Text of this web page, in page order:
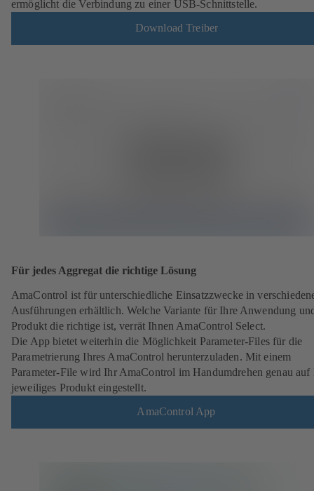
ermöglicht die Verbindung zu einer USB-Schnittstelle.
Download Treiber
Für jedes Aggregat die richtige Lösung
AmaControl ist für unterschiedliche Einsatzzwecke in
Ausführungen erhältlich. Welche Variante für Ihre Anwendung
Produkt die richtige ist, verrät Ihnen AmaControl Select.
Die App bietet weiterhin die Möglichkeit Parameter-Files für die
Parametrierung Ihres AmaControl herunterzuladen. Mit einem
Parameter-File wird Ihr AmaControl im Handumdrehen genau auf
jeweiliges Produkt eingestellt.
AmaControl App